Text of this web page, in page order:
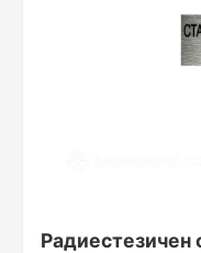
Радиестезичен